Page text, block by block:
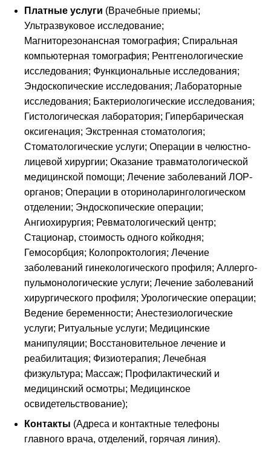
Платные услуги (Врачебные приемы;
Ультразвуковое исследование;
Магниторезонансная томография; Спиральная
компьютерная томография; Рентгенологические
исследования; Функциональные исследования;
Эндоскопические исследования; Лабораторные
исследования; Бактериологические исследования;
Гистологическая лаборатория; Гипербарическая
оксигенация; Экстренная стоматология;
Стоматологические услуги; Операции в челюстно-
лицевой хирургии; Оказание травматологической
медицинской помощи; Лечение заболеваний ЛОР-
органов; Операции в оториноларингологическом
отделении; Эндоскопические операции;
Ангиохирургия; Ревматологический центр;
Стационар, стоимость одного койкодня;
Гемосорбция; Колопроктология; Лечение
заболеваний гинекологического профиля; Аллерго-
пульмонологические услуги; Лечение заболеваний
хирургического профиля; Урологические операции;
Ведение беременности; Анестезиологические
услуги; Ритуальные услуги; Медицинские
манипуляции; Восстановительное лечение и
реабилитация; Физиотерапия; Лечебная
физкультура; Массаж; Профилактический и
медицинский осмотры; Медицинское
освидетельствование);
Контакты (Адреса и контактные телефоны
главного врача, отделений, горячая линия).